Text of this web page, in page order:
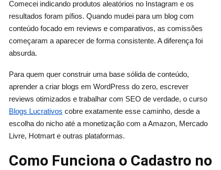
Comecei indicando produtos aleatórios no Instagram e os
resultados foram pífios. Quando mudei para um blog com
conteúdo focado em reviews e comparativos, as comissões
começaram a aparecer de forma consistente. A diferença foi
absurda.
Para quem quer construir uma base sólida de conteúdo,
aprender a criar blogs em WordPress do zero, escrever
reviews otimizados e trabalhar com SEO de verdade, o curso
Blogs Lucrativos cobre exatamente esse caminho, desde a
escolha do nicho até a monetização com a Amazon, Mercado
Livre, Hotmart e outras plataformas.
Como Funciona o Cadastro no